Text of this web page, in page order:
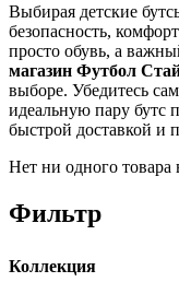
Выбирая детские
безопасность,
просто обувь, а
магазин Футбол
выборе. Убедитесь
идеальную пару бутс
быстрой доставкой и
Нет ни одного товара
Фильтр
Коллекция